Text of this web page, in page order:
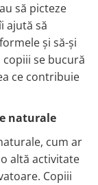
să picteze
ajută să
și să-și
se bucură
ce contribuie
naturale
cum ar
altă activitate
Copiii